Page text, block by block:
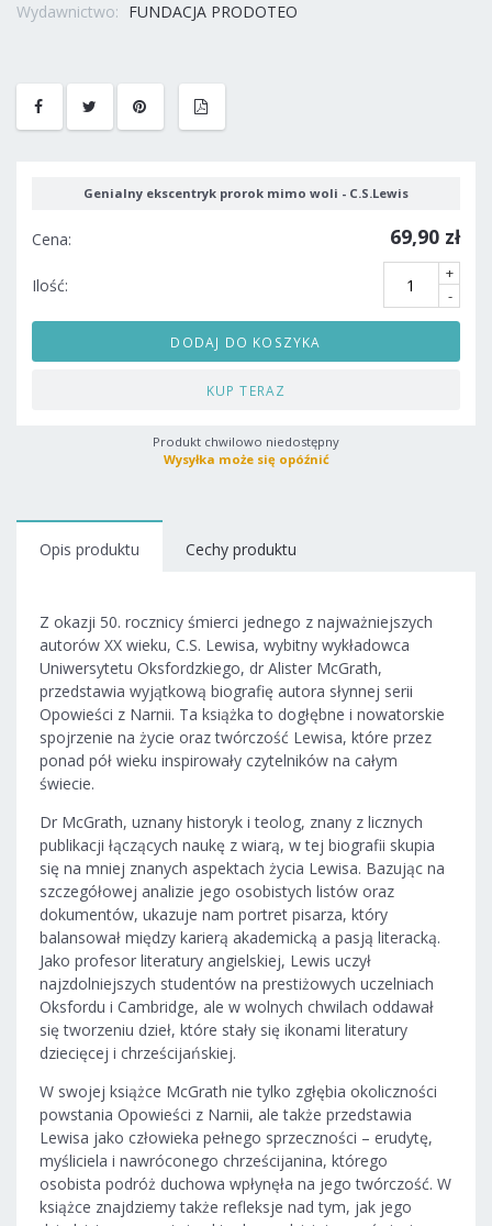
Wydawnictwo: FUNDACJA PRODOTEO
Genialny ekscentryk prorok mimo woli - C.S.Lewis
Cena: 69,90 zł
Ilość:
+
-
DODAJ DO KOSZYKA
KUP TERAZ
Produkt chwilowo niedostępny
Wysyłka może się opóźnić
Opis produktu Cechy produktu
Z okazji 50. rocznicy śmierci jednego z najważniejszych
autorów XX wieku, C.S. Lewisa, wybitny wykładowca
Uniwersytetu Oksfordzkiego, dr Alister McGrath,
przedstawia wyjątkową biografię autora słynnej serii
Opowieści z Narnii. Ta książka to dogłębne i nowatorskie
spojrzenie na życie oraz twórczość Lewisa, które przez
ponad pół wieku inspirowały czytelników na całym
świecie.
Dr McGrath, uznany historyk i teolog, znany z licznych
publikacji łączących naukę z wiarą, w tej biografii skupia
się na mniej znanych aspektach życia Lewisa. Bazując na
szczegółowej analizie jego osobistych listów oraz
dokumentów, ukazuje nam portret pisarza, który
balansował między karierą akademicką a pasją literacką.
Jako profesor literatury angielskiej, Lewis uczył
najzdolniejszych studentów na prestiżowych uczelniach
Oksfordu i Cambridge, ale w wolnych chwilach oddawał
się tworzeniu dzieł, które stały się ikonami literatury
dziecięcej i chrześcijańskiej.
W swojej książce McGrath nie tylko zgłębia okoliczności
powstania Opowieści z Narnii, ale także przedstawia
Lewisa jako człowieka pełnego sprzeczności – erudytę,
myśliciela i nawróconego chrześcijanina, którego
osobista podróż duchowa wpłynęła na jego twórczość. W
książce znajdziemy także refleksje nad tym, jak jego